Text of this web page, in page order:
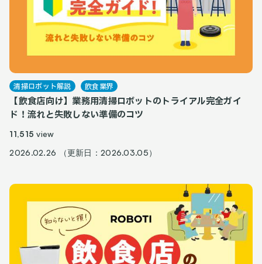
清掃ロボット解説 飲食業界
【飲食店向け】業務用清掃ロボットのトライアル完全ガイ
ド！流れと失敗しない準備のコツ
11,515view
2026.02.26 （更新日：2026.03.05）